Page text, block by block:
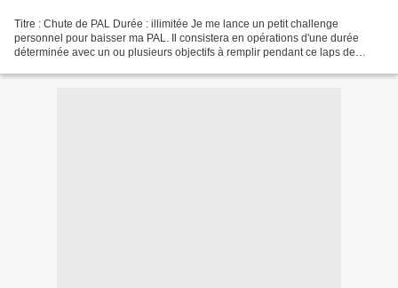
Titre : Chute de PAL Durée : illimitée Je me lance un petit challenge
personnel pour baisser ma PAL. Il consistera en opérations d'une durée
déterminée avec un ou plusieurs objectifs à remplir pendant ce laps de